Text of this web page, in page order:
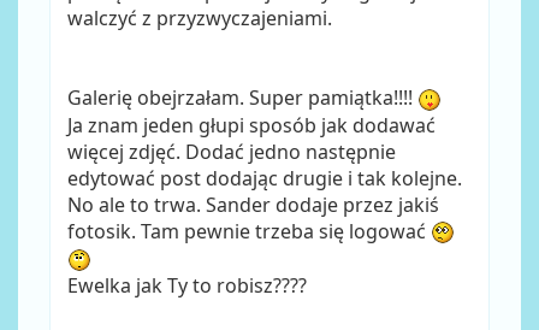
walczyć z przyzwyczajeniami.
Galerię obejrzałam. Super pamiątka!!!!
Ja znam jeden głupi sposób jak dodawać
więcej zdjęć. Dodać jedno następnie
edytować post dodając drugie i tak kolejne.
No ale to trwa. Sander dodaje przez jakiś
fotosik. Tam pewnie trzeba się logować
Ewelka jak Ty to robisz????